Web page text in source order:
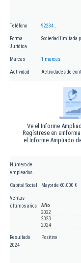
Teléfono 92234...
Forma
Jurídica
Sociedad limitada
Marcas 1 marcas
Actividad Actividades de
Ve el Informe
Regístrese en
el Informe Ampliado
Número de
empleados
Capital Social Mayor de 60.000 €
Ventas
últimos años
Año
2022
2023
2024
Resultado
2024
Positivo